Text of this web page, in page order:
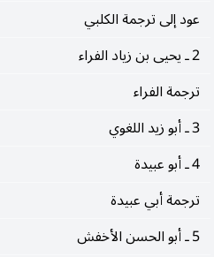
عود إلى ترجمة الكلبي
2 ـ يحيى بن زياد الفراء
ترجمة الفراء
3 ـ أبو زيد اللغوي
4 ـ أبو عبيدة
ترجمة أبي عبيدة
5 ـ أبو الحسن الأخفش